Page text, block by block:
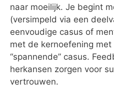
naar moeilijk. Je begint
(versimpeld via een
eenvoudige casus of
met de kernoefening
“spannende” casus.
herkansen zorgen voor
vertrouwen.